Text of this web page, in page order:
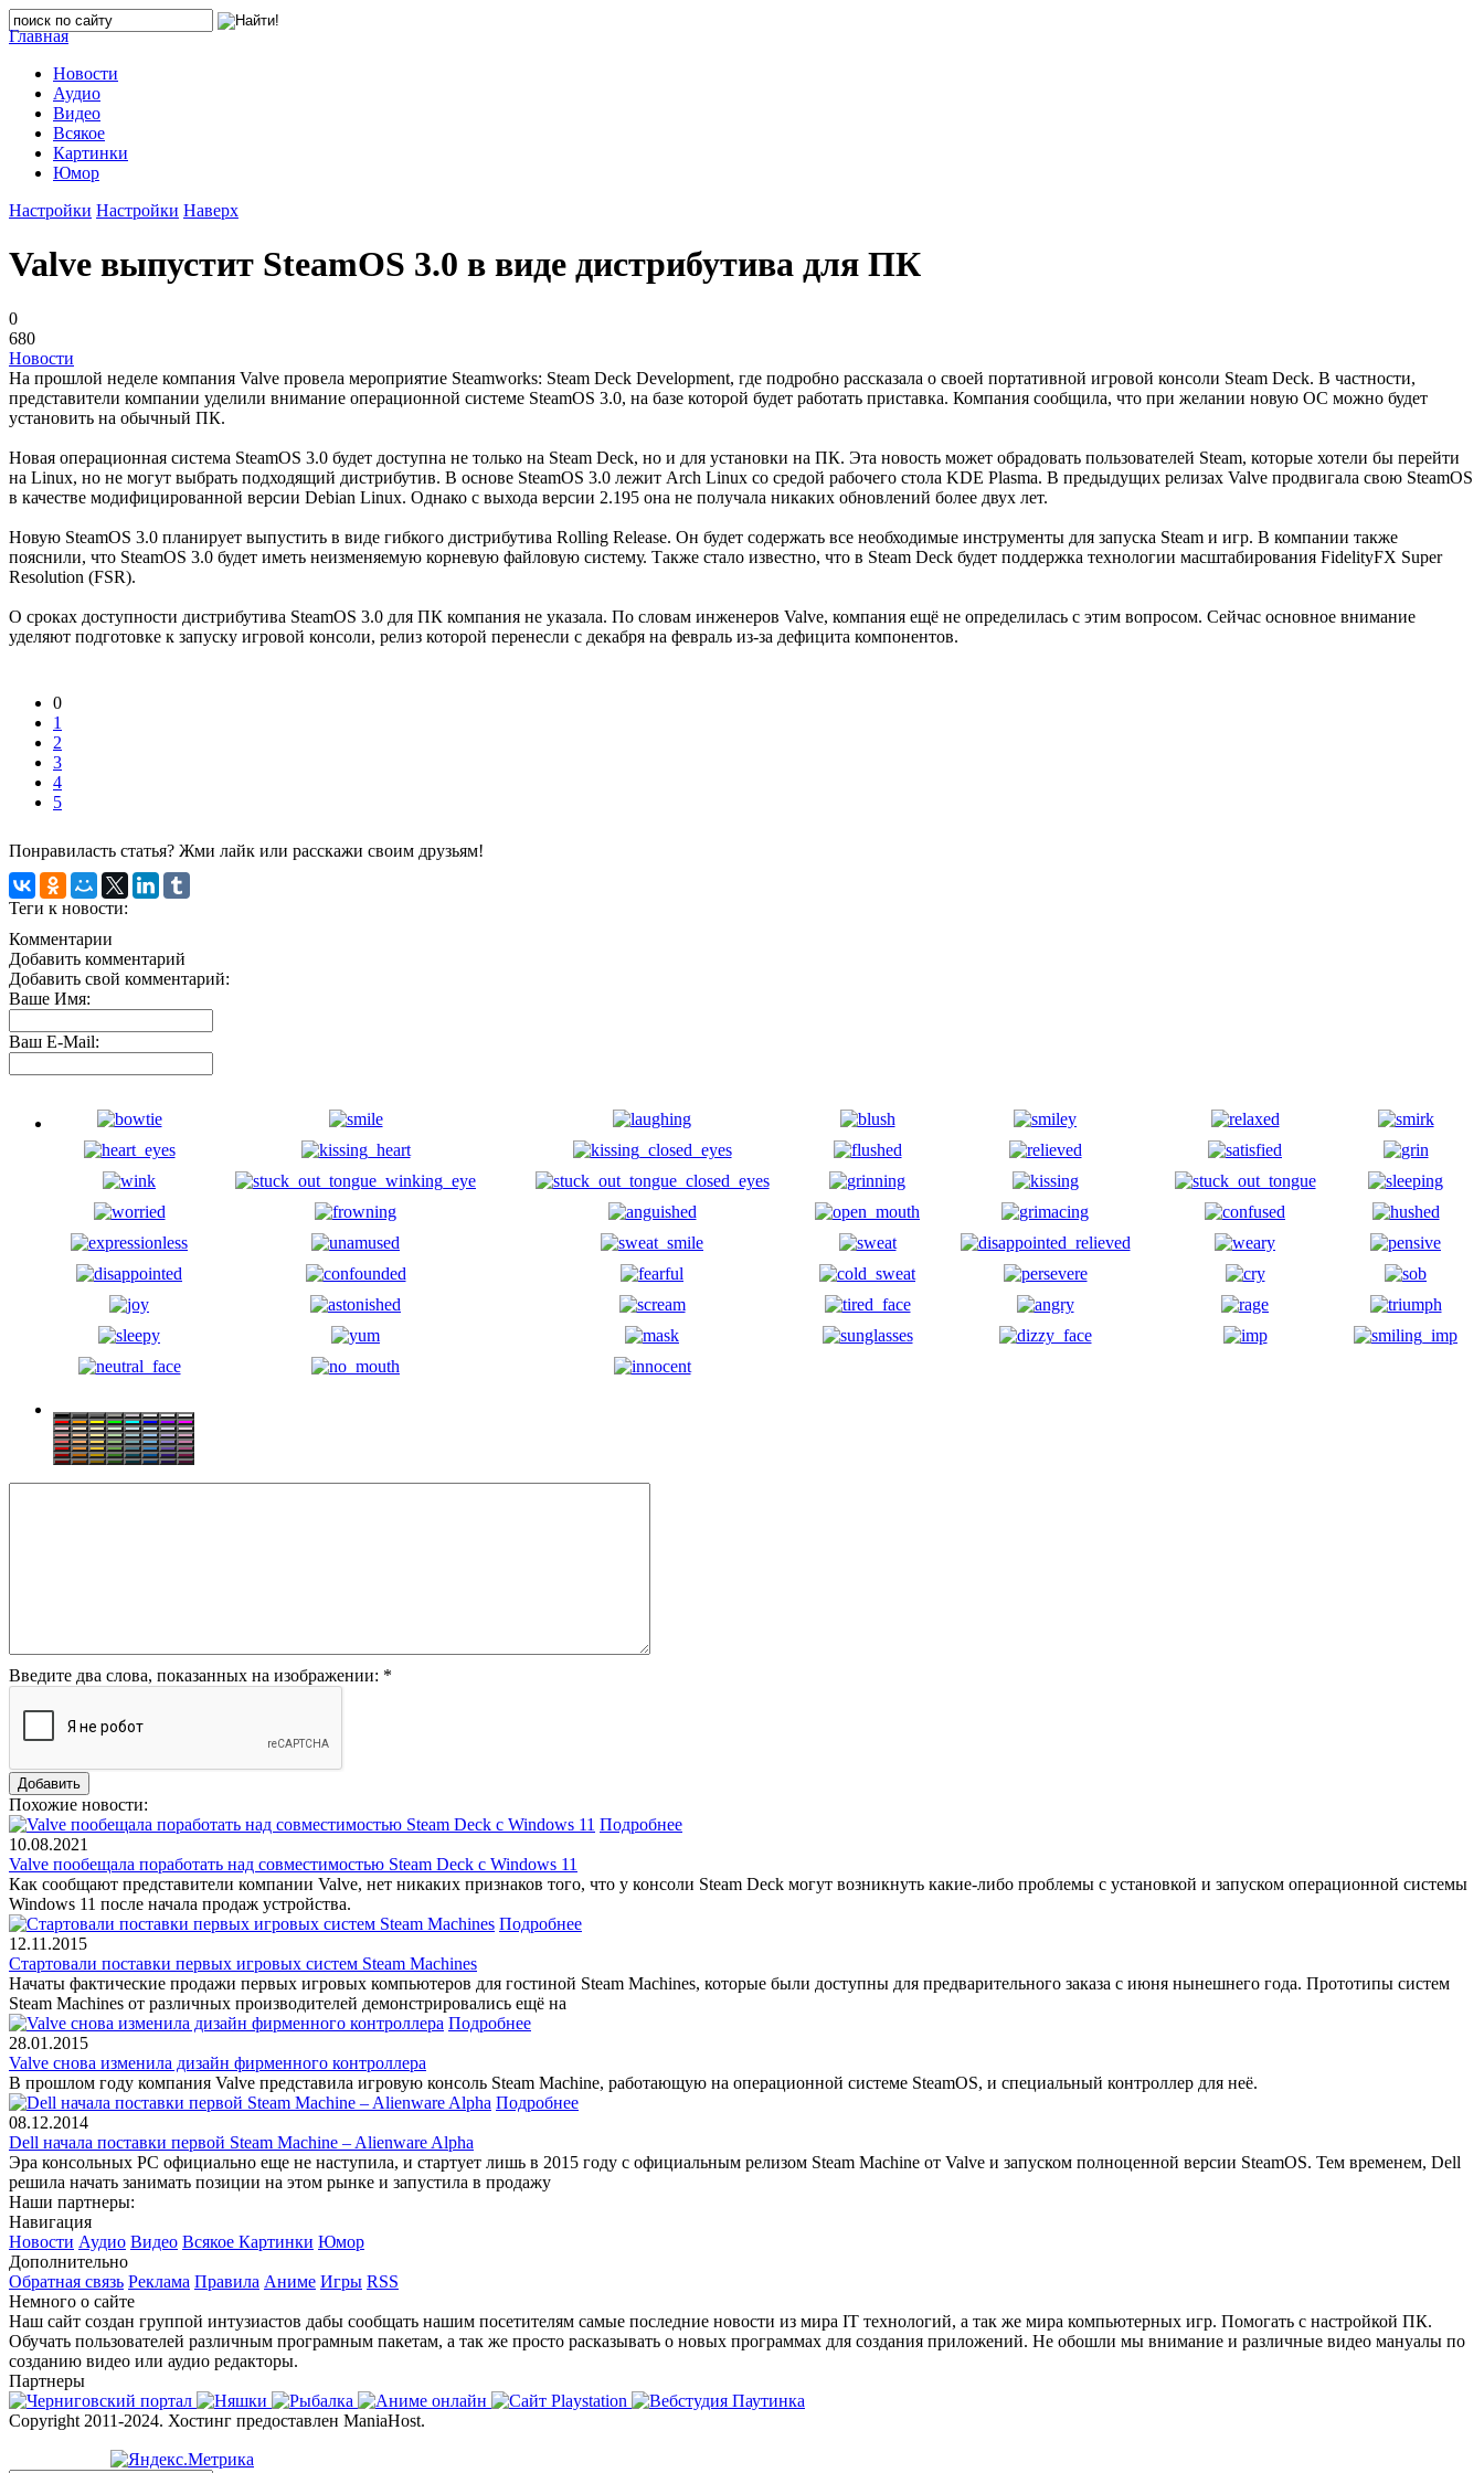
Главная
Новости
Аудио
Видео
Всякое
Картинки
Юмор
Настройки Настройки Наверх
Valve выпустит SteamOS 3.0 в виде дистрибутива для ПК
0
680
Новости
На прошлой неделе компания Valve провела мероприятие Steamworks: Steam Deck Development, где подробно рассказала о своей портативной игровой консоли Steam Deck. В частности,
представители компании уделили внимание операционной системе SteamOS 3.0, на базе которой будет работать приставка. Компания сообщила, что при желании новую ОС можно будет
установить на обычный ПК.
Новая операционная система SteamOS 3.0 будет доступна не только на Steam Deck, но и для установки на ПК. Эта новость может обрадовать пользователей Steam, которые хотели бы перейти
на Linux, но не могут выбрать подходящий дистрибутив. В основе SteamOS 3.0 лежит Arch Linux со средой рабочего стола KDE Plasma. В предыдущих релизах Valve продвигала свою SteamOS
в качестве модифицированной версии Debian Linux. Однако с выхода версии 2.195 она не получала никаких обновлений более двух лет.
Новую SteamOS 3.0 планирует выпустить в виде гибкого дистрибутива Rolling Release. Он будет содержать все необходимые инструменты для запуска Steam и игр. В компании также
пояснили, что SteamOS 3.0 будет иметь неизменяемую корневую файловую систему. Также стало известно, что в Steam Deck будет поддержка технологии масштабирования FidelityFX Super
Resolution (FSR).
О сроках доступности дистрибутива SteamOS 3.0 для ПК компания не указала. По словам инженеров Valve, компания ещё не определилась с этим вопросом. Сейчас основное внимание
уделяют подготовке к запуску игровой консоли, релиз которой перенесли с декабря на февраль из-за дефицита компонентов.
0
1
2
3
4
5
Понравиласть статья? Жми лайк или расскажи своим друзьям!
Теги к новости:
Комментарии
Добавить комментарий
Добавить свой комментарий:
Ваше Имя:
Ваш E-Mail:
Введите два слова, показанных на изображении: *
Похожие новости:
Подробнее
10.08.2021
Valve пообещала поработать над совместимостью Steam Deck с Windows 11
Как сообщают представители компании Valve, нет никаких признаков того, что у консоли Steam Deck могут возникнуть какие-либо проблемы с установкой и запуском операционной системы
Windows 11 после начала продаж устройства.
Подробнее
12.11.2015
Стартовали поставки первых игровых систем Steam Machines
Начаты фактические продажи первых игровых компьютеров для гостиной Steam Machines, которые были доступны для предварительного заказа с июня нынешнего года. Прототипы систем
Steam Machines от различных производителей демонстрировались ещё на
Подробнее
28.01.2015
Valve снова изменила дизайн фирменного контроллера
В прошлом году компания Valve представила игровую консоль Steam Machine, работающую на операционной системе SteamOS, и специальный контроллер для неё.
Подробнее
08.12.2014
Dell начала поставки первой Steam Machine – Alienware Alpha
Эра консольных PC официально еще не наступила, и стартует лишь в 2015 году с официальным релизом Steam Machine от Valve и запуском полноценной версии SteamOS. Тем временем, Dell
решила начать занимать позиции на этом рынке и запустила в продажу
Наши партнеры:
Навигация
Новости Аудио Видео Всякое Картинки Юмор
Дополнительно
Обратная связь Реклама Правила Аниме Игры RSS
Немного о сайте
Наш сайт создан группой интузиастов дабы сообщать нашим посетителям самые последние новости из мира IT технологий, а так же мира компьютерных игр. Помогать с настройкой ПК.
Обучать пользователей различным програмным пакетам, а так же просто расказывать о новых программах для создания приложений. Не обошли мы внимание и различные видео мануалы по
созданию видео или аудио редакторы.
Партнеры
Copyright 2011-2024. Хостинг предоставлен ManiaHost.